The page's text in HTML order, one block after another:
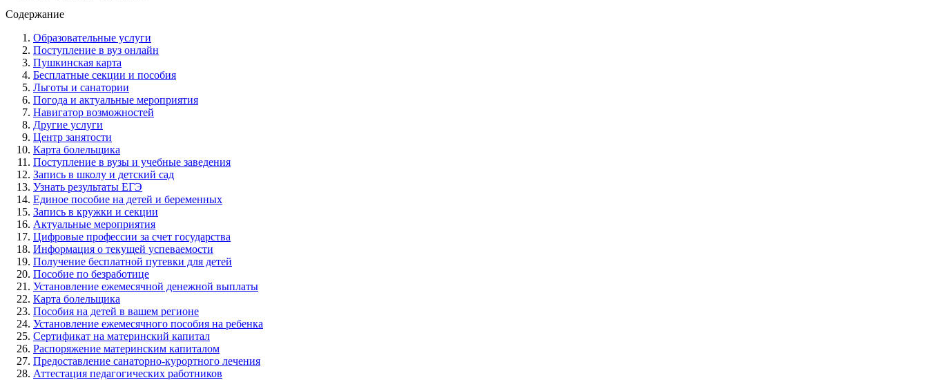
Содержание
Образовательные услуги
Поступление в вуз онлайн
Пушкинская карта
Бесплатные секции и пособия
Льготы и санатории
Погода и актуальные мероприятия
Навигатор возможностей
Другие услуги
Центр занятости
Карта болельщика
Поступление в вузы и учебные заведения
Запись в школу и детский сад
Узнать результаты ЕГЭ
Единое пособие на детей и беременных
Запись в кружки и секции
Актуальные мероприятия
Цифровые профессии за счет государства
Информация о текущей успеваемости
Получение бесплатной путевки для детей
Пособие по безработице
Установление ежемесячной денежной выплаты
Карта болельщика
Пособия на детей в вашем регионе
Установление ежемесячного пособия на ребенка
Сертификат на материнский капитал
Распоряжение материнским капиталом
Предоставление санаторно-курортного лечения
Аттестация педагогических работников